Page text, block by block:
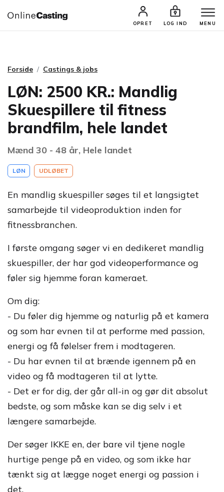
OPRET LOG IND MENU
CASTINGS & JOBS SØG PROFIL
Forside Castings & jobs
LØN: 2500 KR.: Mandlig
Skuespillere til fitness
brandfilm, hele landet
Mænd 30 - 48 år, Hele landet
LØN UDLØBET
En mandlig skuespiller søges til et langsigtet
samarbejde til videoproduktion inden for
fitnessbranchen.
I første omgang søger vi en dedikeret mandlig
skuespiller, der har god videoperformance og
føler sig hjemme foran kameraet.
Om dig:
- Du føler dig hjemme og naturlig på et kamera
og som har evnen til at performe med passion,
energi og få følelser frem i modtageren.
- Du har evnen til at brænde igennem på en
video og få modtageren til at lytte.
- Det er for dig, der går all-in og gør dit absolut
bedste, og som måske kan se dig selv i et
længere samarbejde.
Der søger IKKE en, der bare vil tjene nogle
hurtige penge på en video, og som ikke har
tænkt sig at lægge noget energi og passion i
det.